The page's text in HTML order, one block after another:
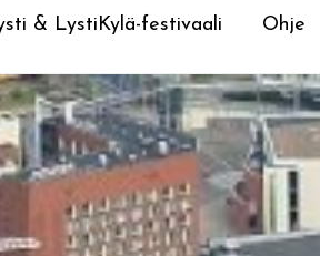
& LystiKylä-festivaali Ohje